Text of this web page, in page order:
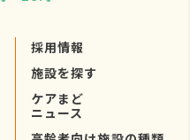
採用情報
施設を探す
ケアまど
ニュース